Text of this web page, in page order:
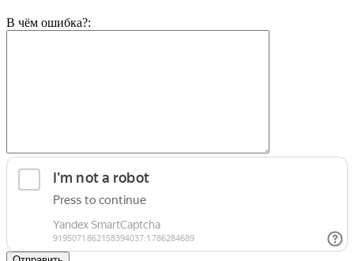
В чём ошибка?: